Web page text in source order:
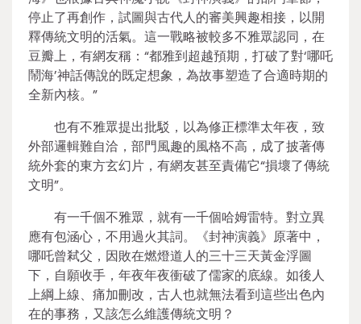
停止了再創作，試圖與古代人的審美興趣相接，以開
釋傳統文明的活氣。這一戰略被較多不雅眾認同，在
豆瓣上，有網友稱：“都雅到超越預期，打破了對‘哪吒
鬧海’神話傳說的既定想象，為故事塑造了合適時期的
全新內核。”
也有不雅眾提出批駁，以為修正標準太年夜，致
外部邏輯難自洽，部門風趣的風格不高，成了披著傳
統外套的東方玄幻片，有網友甚至責備它“損壞了傳統
文明”。
有一千個不雅眾，就有一千個哈姆雷特。對立異
應有包涵心，不用過火其詞。《封神演義》原著中，
哪吒曾弒父，因敗在燃燈道人的三十三天黃金浮圖
下，自願收手，年夜年夜衝破了儒家的底線。如後人
上綱上線、痛加刪改，古人也就無法看到這些出色內
在的事務，又該怎么維護傳統文明？